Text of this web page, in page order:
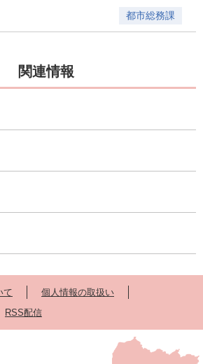
都市総務課
関連情報
て
個人情報の取扱い
RSS配信